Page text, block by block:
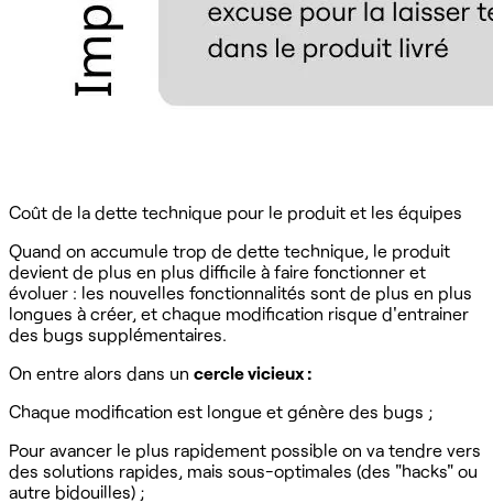
Coût de la dette technique pour le produit et les équipes
Quand on accumule trop de dette technique, le produit
devient de plus en plus difficile à faire fonctionner et
évoluer : les nouvelles fonctionnalités sont de plus en plus
longues à créer, et chaque modification risque d'entrainer
des bugs supplémentaires.
On entre alors dans un cercle vicieux :
Chaque modification est longue et génère des bugs ;
Pour avancer le plus rapidement possible on va tendre vers
des solutions rapides, mais sous-optimales (des "hacks" ou
autre bidouilles) ;